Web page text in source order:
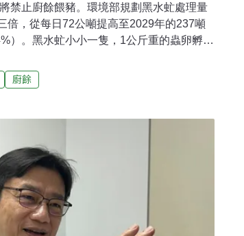
禁止廚餘餵豬。環境部規劃黑水虻處理量
倍，從每日72公噸提高至2029年的237噸
）。黑水虻小小一隻，1公斤重的蟲卵孵化
，近幾年卻無成功案例。《環境資訊中
殖技術、設備與法規流程等角度，看黑
仁觀察，過去5～8年間，台灣業者前仆後
一個真正成功的案例」。許多業者撐不
燒光」。林信仁表示，黑水虻在國內仍
大量資金，且缺乏經驗、技術、設備，
虻是一種腐食性昆蟲，幼蟲能消化廚餘、
廚餘